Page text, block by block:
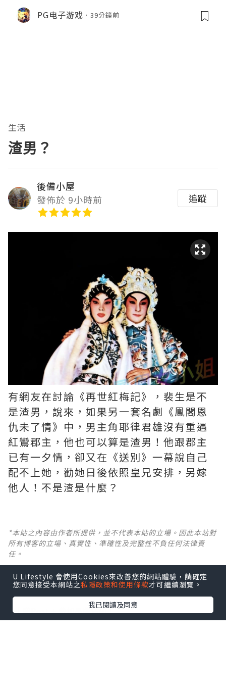
PG电子游戏 39分鐘前
生活
渣男？
後備小屋
發佈於 9小時前
追蹤
有網友在討論《再世紅梅記》，裴生是不
是渣男，說來，如果另一套名劇《鳯閣恩
仇未了情》中，男主角耶律君雄沒有重遇
紅鸞郡主，他也可以算是渣男！他跟郡主
已有一夕情，卻又在《送別》一幕說自己
配不上她，勸她日後依照皇兄安排，另嫁
他人！不是渣是什麼？ ​​​
*本站之內容由作者所提供，並不代表本站的立場。因此本站對
所有博客的立場、真實性、準確性及完整性不負任何法律責
任。
【 U Creator 招募 】
出Post賺現金獎賞 l登記《社群創作有價企劃》
【 睇Post + 參加品牌活動 】
瀏覽更多社群打卡丶旅遊丶美食丶親子丶寵物丶扮靚
U Lifestyle 會使用Cookies來改善您的網站體驗，請確定
您同意接受本網站之私隱政策和使用條款才可繼續瀏覽。
我已閱讀及同意